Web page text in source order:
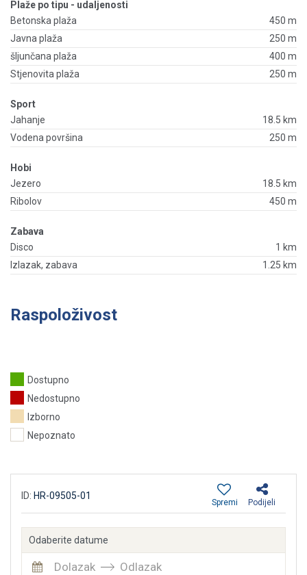
Plaže po tipu - udaljenosti
Betonska plaža
450 m
Javna plaža
250 m
šljunčana plaža
400 m
Stjenovita plaža
250 m
Sport
Jahanje
18.5 km
Vodena površina
250 m
Hobi
Jezero
18.5 km
Ribolov
450 m
Zabava
Disco
1 km
Izlazak, zabava
1.25 km
Raspoloživost
Dostupno
Nedostupno
Izborno
Nepoznato
ID: HR-09505-01
Podijeli
Spremi
Odaberite datume
Dolazak Odlazak